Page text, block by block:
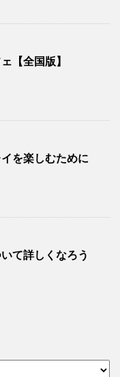
【全国版】
を楽しむために
て詳しくなろう